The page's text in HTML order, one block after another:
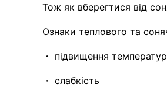
Тож як вберегтися від
Ознаки теплового та
・ підвищення
・ слабкість